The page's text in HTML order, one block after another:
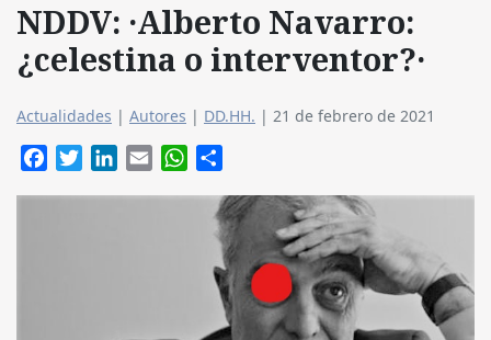
NDDV: ·Alberto Navarro:
¿celestina o interventor?·
Actualidades | Autores | DD.HH. | 21 de febrero de 2021
FacebookTwitterLinkedIn
Email WhatsApp